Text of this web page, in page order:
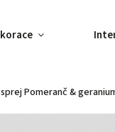
Pomeranč &